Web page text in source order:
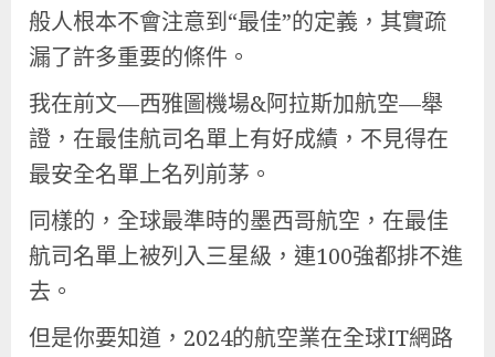
般人根本不會注意到“最佳”的定義，其實疏
漏了許多重要的條件。
我在前文—西雅圖機場&阿拉斯加航空—舉
證，在最佳航司名單上有好成績，不見得在
最安全名單上名列前茅。
同樣的，全球最準時的墨西哥航空，在最佳
航司名單上被列入三星級，連100強都排不進
去。
但是你要知道，2024的航空業在全球IT網路